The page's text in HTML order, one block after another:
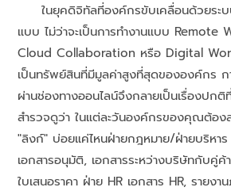
ในยุคดิจิทัลที่องค์กรขับเคลื่อนด้วยระบ
แบบ ไม่ว่าจะเป็นการทำงานแบบ
Cloud Collaboration หรือ Digital
เป็นทรัพย์สินที่มีมูลค่าสูงที่สุดขององค์กร ก
ผ่านช่องทางออนไลน์จึงกลายเป็นเรื่องปก
สำรวจดูว่า ในแต่ละวันองค์กรของคุณต้องส่
"ลิงก์" บ่อยแค่ไหนฝ่ายกฎหมาย/ฝ่ายบริห
เอกสารอนุมัติ, เอกสารระหว่างบริษัทกับคู่
ใบเสนอราคา ฝ่าย HR เอกสาร HR, ราย